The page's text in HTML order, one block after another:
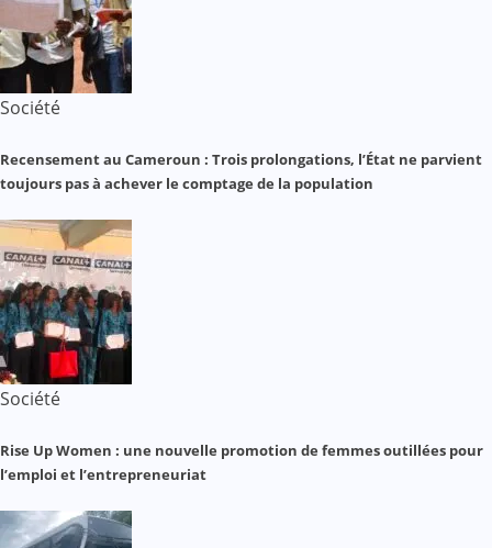
Société
Recensement au Cameroun : Trois prolongations, l’État ne parvient
toujours pas à achever le comptage de la population
Société
Rise Up Women : une nouvelle promotion de femmes outillées pour
l’emploi et l’entrepreneuriat